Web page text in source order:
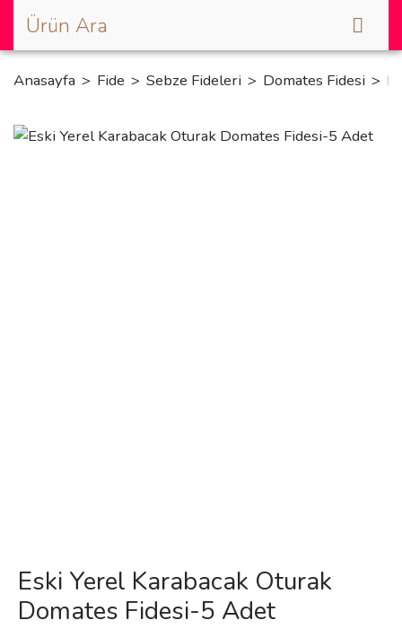
Anasayfa Fide Sebze Fideleri Domates Fidesi
Eski Yerel Karabacak Oturak
Domates Fidesi-5 Adet